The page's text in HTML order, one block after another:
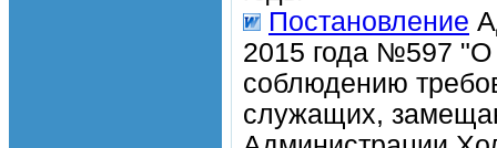
Постановление
2015 года №597 "О
соблюдению
служащих,